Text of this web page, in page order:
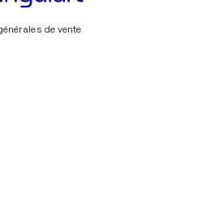
de vente